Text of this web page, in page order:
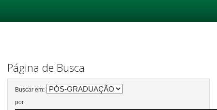
Página de Busca
Buscar em:
por